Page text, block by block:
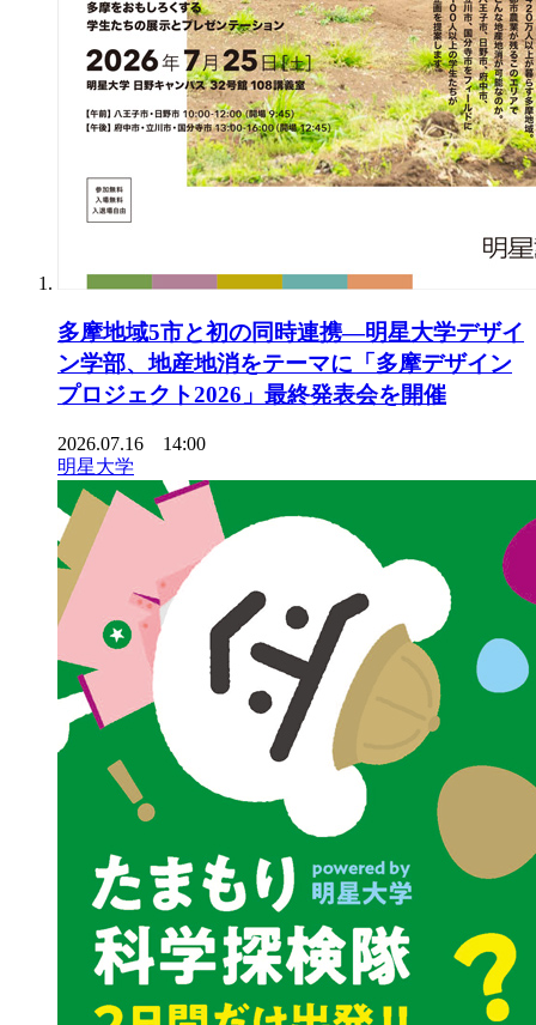
多摩地域5市と初の同時連携―明星大学デザイ
ン学部、地産地消をテーマに「多摩デザイン
プロジェクト2026」最終発表会を開催
2026.07.16 14:00
明星大学